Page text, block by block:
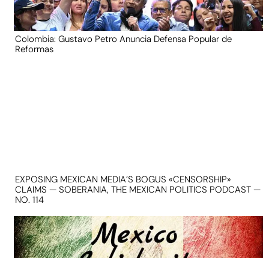
Colombia: Gustavo Petro Anuncia Defensa Popular de
Reformas
EXPOSING MEXICAN MEDIA’S BOGUS «CENSORSHIP»
CLAIMS — SOBERANIA, THE MEXICAN POLITICS PODCAST —
NO. 114